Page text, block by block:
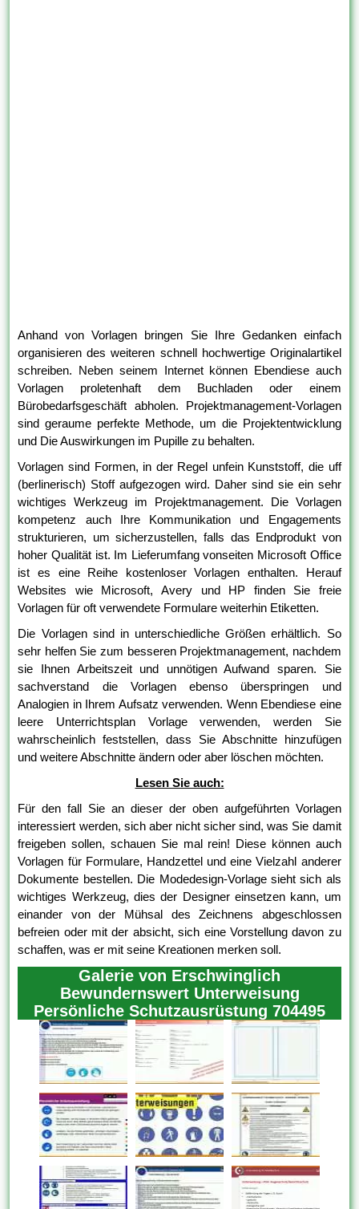
Anhand von Vorlagen bringen Sie Ihre Gedanken einfach
organisieren des weiteren schnell hochwertige Originalartikel
schreiben. Neben seinem Internet können Ebendiese auch
Vorlagen proletenhaft dem Buchladen oder einem
Bürobedarfsgeschäft abholen. Projektmanagement-Vorlagen
sind geraume perfekte Methode, um die Projektentwicklung
und Die Auswirkungen im Pupille zu behalten.
Vorlagen sind Formen, in der Regel unfein Kunststoff, die uff
(berlinerisch) Stoff aufgezogen wird. Daher sind sie ein sehr
wichtiges Werkzeug im Projektmanagement. Die Vorlagen
kompetenz auch Ihre Kommunikation und Engagements
strukturieren, um sicherzustellen, falls das Endprodukt von
hoher Qualität ist. Im Lieferumfang vonseiten Microsoft Office
ist es eine Reihe kostenloser Vorlagen enthalten. Herauf
Websites wie Microsoft, Avery und HP finden Sie freie
Vorlagen für oft verwendete Formulare weiterhin Etiketten.
Die Vorlagen sind in unterschiedliche Größen erhältlich. So
sehr helfen Sie zum besseren Projektmanagement, nachdem
sie Ihnen Arbeitszeit und unnötigen Aufwand sparen. Sie
sachverstand die Vorlagen ebenso überspringen und
Analogien in Ihrem Aufsatz verwenden. Wenn Ebendiese eine
leere Unterrichtsplan Vorlage verwenden, werden Sie
wahrscheinlich feststellen, dass Sie Abschnitte hinzufügen
und weitere Abschnitte ändern oder aber löschen möchten.
Lesen Sie auch:
Für den fall Sie an dieser der oben aufgeführten Vorlagen
interessiert werden, sich aber nicht sicher sind, was Sie damit
freigeben sollen, schauen Sie mal rein! Diese können auch
Vorlagen für Formulare, Handzettel und eine Vielzahl anderer
Dokumente bestellen. Die Modedesign-Vorlage sieht sich als
wichtiges Werkzeug, dies der Designer einsetzen kann, um
einander von der Mühsal des Zeichnens abgeschlossen
befreien oder mit der absicht, sich eine Vorstellung davon zu
schaffen, was er mit seine Kreationen merken soll.
Galerie von Erschwinglich
Bewundernswert Unterweisung
Persönliche Schutzausrüstung 704495